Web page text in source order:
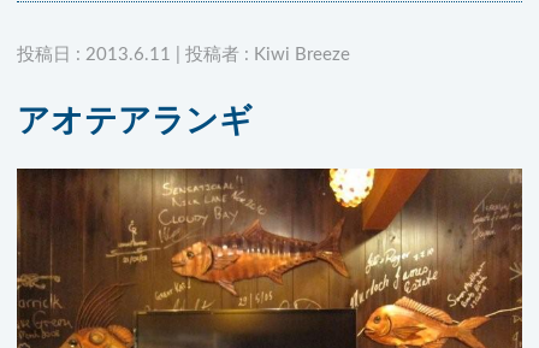
投稿日 : 2013.6.11 | 投稿者 : Kiwi Breeze
アオテアランギ